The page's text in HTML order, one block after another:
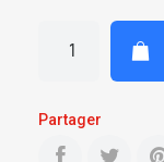
Partager